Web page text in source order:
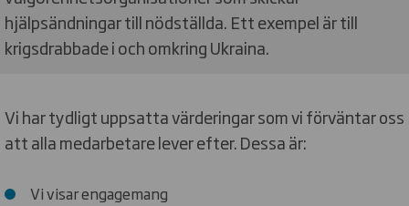
hjälpsändningar till nödställda. Ett exempel är till
krigsdrabbade i och omkring Ukraina.
Vi har tydligt uppsatta värderingar som vi förväntar oss
att alla medarbetare lever efter. Dessa är:
Vi visar engagemang